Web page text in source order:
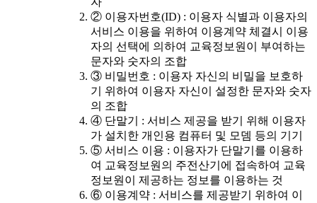
② 이용자번호(ID) : 이용자 식별과 이용자의
서비스 이용을 위하여 이용계약 체결시 이용
자의 선택에 의하여 교육정보원이 부여하는
문자와 숫자의 조합
③ 비밀번호 : 이용자 자신의 비밀을 보호하
기 위하여 이용자 자신이 설정한 문자와 숫자
의 조합
④ 단말기 : 서비스 제공을 받기 위해 이용자
가 설치한 개인용 컴퓨터 및 모뎀 등의 기기
⑤ 서비스 이용 : 이용자가 단말기를 이용하
여 교육정보원의 주전산기에 접속하여 교육
정보원이 제공하는 정보를 이용하는 것
⑥ 이용계약 : 서비스를 제공받기 위하여 이